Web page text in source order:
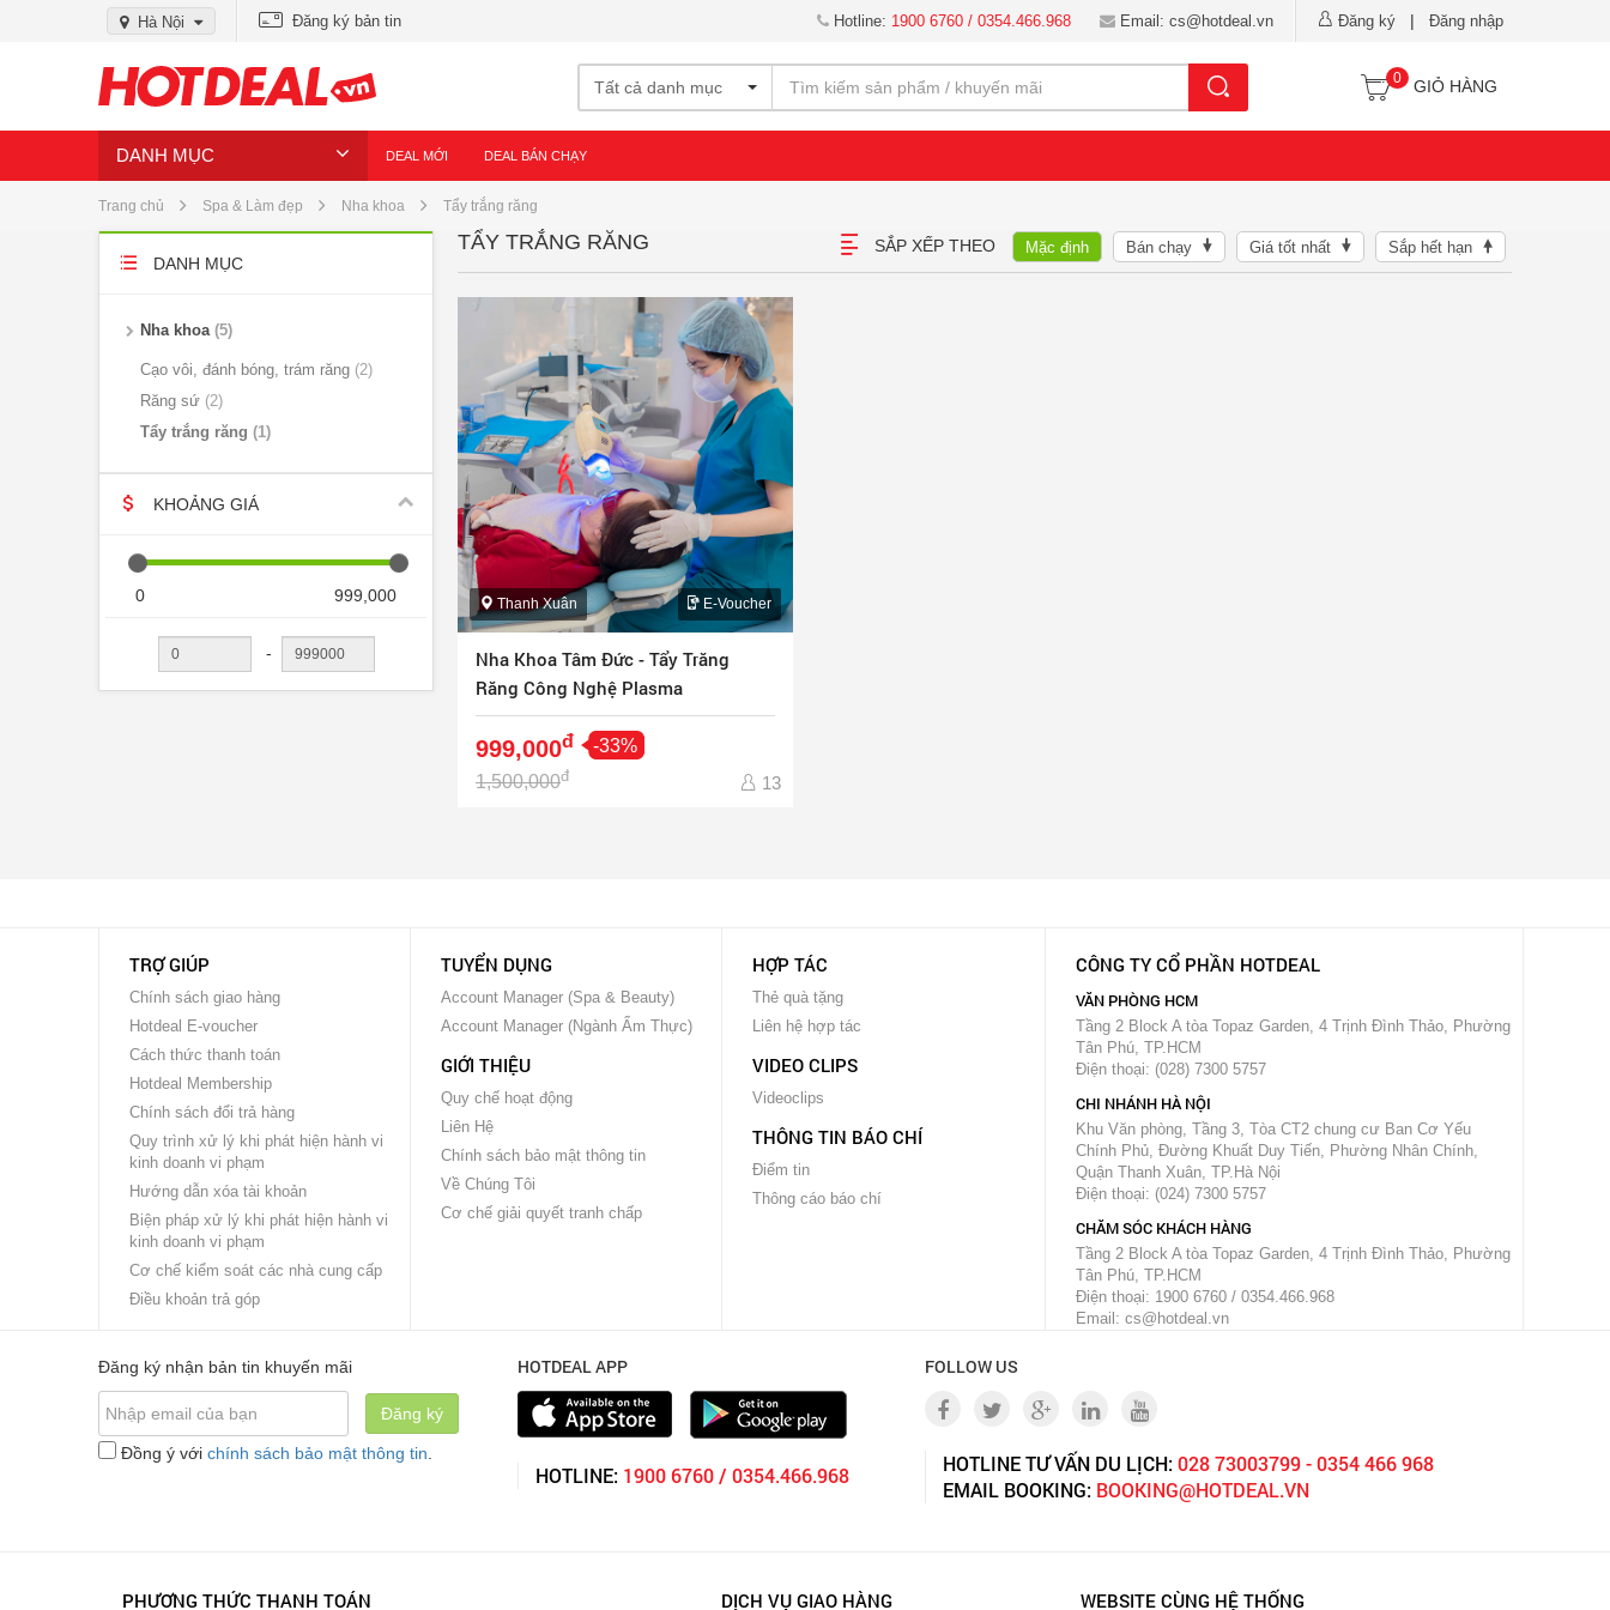
Hà Nội Đăng ký bản tin Đăng ký | Đăng nhập
Hotline: 1900 6760 / 0354.466.968 Email: cs@hotdeal.vn
Tất cả danh mục 0 GIỎ HÀNG
DANH MỤC DEAL MỚI DEAL BÁN CHẠY
Trang chủ Spa & Làm đẹp Nha khoa Tẩy trắng răng
DANH MỤC
Nha khoa 5
Cạo vôi, đánh bóng, trám răng 2
Răng sứ 2
Tẩy trắng răng
1
KHOẢNG GIÁ
0 999,000
-
TẨY TRẮNG RĂNG SẮP XẾP THEO Mặc định Bán chạy Giá tốt nhất Sắp hết hạn
E-Voucher
Thanh Xuân
Nha Khoa Tâm Đức - Tẩy Trăng
Răng Công Nghệ Plasma
999,000đ
-33%
1,500,000đ 13
TRỢ GIÚP
Chính sách giao hàng
Hotdeal E-voucher
Cách thức thanh toán
Hotdeal Membership
Chính sách đổi trả hàng
Quy trình xử lý khi phát hiện hành vi
kinh doanh vi phạm
Hướng dẫn xóa tài khoản
Biện pháp xử lý khi phát hiện hành vi
kinh doanh vi phạm
Cơ chế kiểm soát các nhà cung cấp
Điều khoản trả góp
TUYỂN DỤNG
Account Manager (Spa & Beauty)
Account Manager (Ngành Ẩm Thực)
GIỚI THIỆU
Quy chế hoạt động
Liên Hệ
Chính sách bảo mật thông tin
Về Chúng Tôi
Cơ chế giải quyết tranh chấp
HỢP TÁC
Thẻ quà tặng
Liên hệ hợp tác
VIDEO CLIPS
Videoclips
THÔNG TIN BÁO CHÍ
Điểm tin
Thông cáo báo chí
CÔNG TY CỔ PHẦN HOTDEAL
VĂN PHÒNG HCM
Tầng 2 Block A tòa Topaz Garden, 4 Trịnh Đình Thảo, Phường
Tân Phú, TP.HCM
Điện thoại: (028) 7300 5757
CHI NHÁNH HÀ NỘI
Khu Văn phòng, Tầng 3, Tòa CT2 chung cư Ban Cơ Yếu
Chính Phủ, Đường Khuất Duy Tiến, Phường Nhân Chính,
Quận Thanh Xuân, TP.Hà Nội
Điện thoại: (024) 7300 5757
CHĂM SÓC KHÁCH HÀNG
Tầng 2 Block A tòa Topaz Garden, 4 Trịnh Đình Thảo, Phường
Tân Phú, TP.HCM
Điện thoại: 1900 6760 / 0354.466.968
Email: cs@hotdeal.vn
Đăng ký nhận bản tin khuyến mãi
Đăng ký
Đồng ý với chính sách bảo mật thông tin
HOTDEAL APP
HOTLINE: 1900 6760 / 0354.466.968
FOLLOW US
HOTLINE TƯ VẤN DU LỊCH:028 73003799 - 0354 466 968
EMAIL BOOKING: BOOKING@HOTDEAL.VN
PHƯƠNG THỨC THANH TOÁN DỊCH VỤ GIAO HÀNG WEBSITE CÙNG HỆ THỐNG